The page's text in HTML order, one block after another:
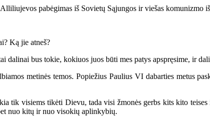
pabėgimas iš Sovietų Sąjungos ir viešas komunizmo
Ką jie atneš?
bus tokie, kokiuos juos būti mes patys apspręsime, ir
metinės temos. Popiežius Paulius VI dabarties metus
tik visiems tikėti Dievu, tada visi žmonės gerbs kits kito
nuo kitų ir nuo visokių aplinkybių.